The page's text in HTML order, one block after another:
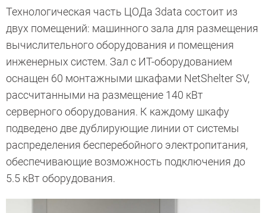
Технологическая часть ЦОДа 3data состоит из
двух помещений: машинного зала для размещения
вычислительного оборудования и помещения
инженерных систем. Зал с ИТ-оборудованием
оснащен 60 монтажными шкафами NetShelter SV,
рассчитанными на размещение 140 кВт
серверного оборудования. К каждому шкафу
подведено две дублирующие линии от системы
распределения бесперебойного электропитания,
обеспечивающие возможность подключения до
5.5 кВт оборудования.